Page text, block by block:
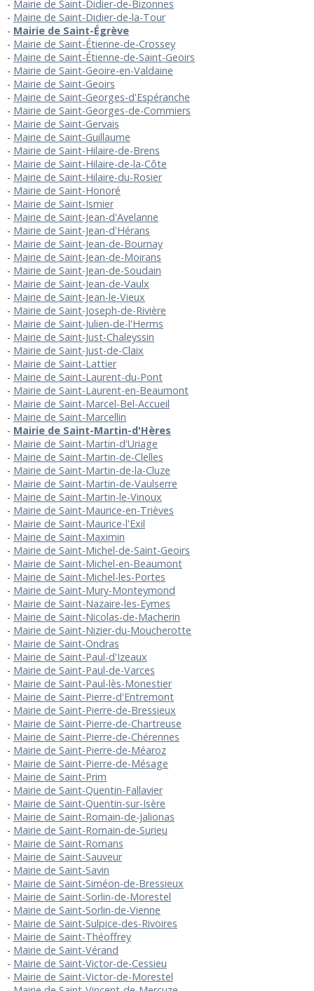
Mairie de Saint-Didier-de-Bizonnes
Mairie de Saint-Didier-de-la-Tour
Mairie de Saint-Égrève
Mairie de Saint-Étienne-de-Crossey
Mairie de Saint-Étienne-de-Saint-Geoirs
Mairie de Saint-Geoire-en-Valdaine
Mairie de Saint-Geoirs
Mairie de Saint-Georges-d'Espéranche
Mairie de Saint-Georges-de-Commiers
Mairie de Saint-Gervais
Mairie de Saint-Guillaume
Mairie de Saint-Hilaire-de-Brens
Mairie de Saint-Hilaire-de-la-Côte
Mairie de Saint-Hilaire-du-Rosier
Mairie de Saint-Honoré
Mairie de Saint-Ismier
Mairie de Saint-Jean-d'Avelanne
Mairie de Saint-Jean-d'Hérans
Mairie de Saint-Jean-de-Bournay
Mairie de Saint-Jean-de-Moirans
Mairie de Saint-Jean-de-Soudain
Mairie de Saint-Jean-de-Vaulx
Mairie de Saint-Jean-le-Vieux
Mairie de Saint-Joseph-de-Rivière
Mairie de Saint-Julien-de-l'Herms
Mairie de Saint-Just-Chaleyssin
Mairie de Saint-Just-de-Claix
Mairie de Saint-Lattier
Mairie de Saint-Laurent-du-Pont
Mairie de Saint-Laurent-en-Beaumont
Mairie de Saint-Marcel-Bel-Accueil
Mairie de Saint-Marcellin
Mairie de Saint-Martin-d'Hères
Mairie de Saint-Martin-d'Uriage
Mairie de Saint-Martin-de-Clelles
Mairie de Saint-Martin-de-la-Cluze
Mairie de Saint-Martin-de-Vaulserre
Mairie de Saint-Martin-le-Vinoux
Mairie de Saint-Maurice-en-Trièves
Mairie de Saint-Maurice-l'Exil
Mairie de Saint-Maximin
Mairie de Saint-Michel-de-Saint-Geoirs
Mairie de Saint-Michel-en-Beaumont
Mairie de Saint-Michel-les-Portes
Mairie de Saint-Mury-Monteymond
Mairie de Saint-Nazaire-les-Eymes
Mairie de Saint-Nicolas-de-Macherin
Mairie de Saint-Nizier-du-Moucherotte
Mairie de Saint-Ondras
Mairie de Saint-Paul-d'Izeaux
Mairie de Saint-Paul-de-Varces
Mairie de Saint-Paul-lès-Monestier
Mairie de Saint-Pierre-d'Entremont
Mairie de Saint-Pierre-de-Bressieux
Mairie de Saint-Pierre-de-Chartreuse
Mairie de Saint-Pierre-de-Chérennes
Mairie de Saint-Pierre-de-Méaroz
Mairie de Saint-Pierre-de-Mésage
Mairie de Saint-Prim
Mairie de Saint-Quentin-Fallavier
Mairie de Saint-Quentin-sur-Isère
Mairie de Saint-Romain-de-Jalionas
Mairie de Saint-Romain-de-Surieu
Mairie de Saint-Romans
Mairie de Saint-Sauveur
Mairie de Saint-Savin
Mairie de Saint-Siméon-de-Bressieux
Mairie de Saint-Sorlin-de-Morestel
Mairie de Saint-Sorlin-de-Vienne
Mairie de Saint-Sulpice-des-Rivoires
Mairie de Saint-Théoffrey
Mairie de Saint-Vérand
Mairie de Saint-Victor-de-Cessieu
Mairie de Saint-Victor-de-Morestel